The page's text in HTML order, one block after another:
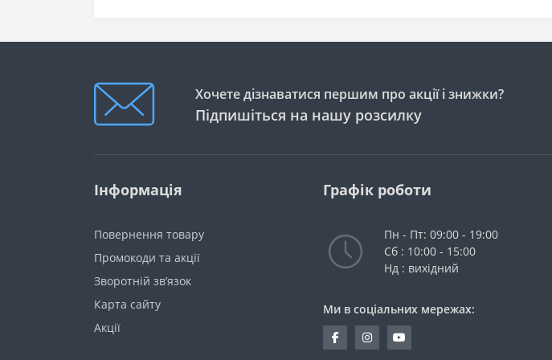
Хочете дізнаватися першим про акції і знижки?
Підпишіться на нашу розсилку
Інформація
Повернення товару
Промокоди та акції
Зворотній зв’язок
Карта сайту
Акції
Графік роботи
Пн - Пт: 09:00 - 19:00
Сб : 10:00 - 15:00
Нд : вихідний
Ми в соціальних мережах: